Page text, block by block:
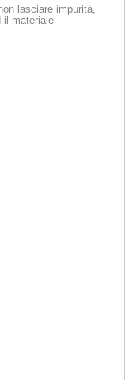
lasciare impurità,
il materiale